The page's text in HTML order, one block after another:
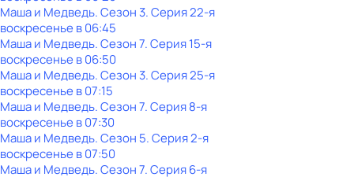
Маша и Медведь. Сезон 3. Серия 22-я
воскресенье в06:45
Маша и Медведь. Сезон 7. Серия 15-я
воскресенье в06:50
Маша и Медведь. Сезон 3. Серия 25-я
воскресенье в07:15
Маша и Медведь. Сезон 7. Серия 8-я
воскресенье в07:30
Маша и Медведь. Сезон 5. Серия 2-я
воскресенье в07:50
Маша и Медведь. Сезон 7. Серия 6-я